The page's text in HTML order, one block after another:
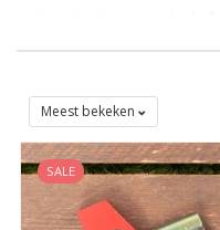
Slotenonline.nl heeft
voor trailers op een rijtje
maken uw trailer een stuk
ze bieden u de maximale
Meest bekeken
SALE